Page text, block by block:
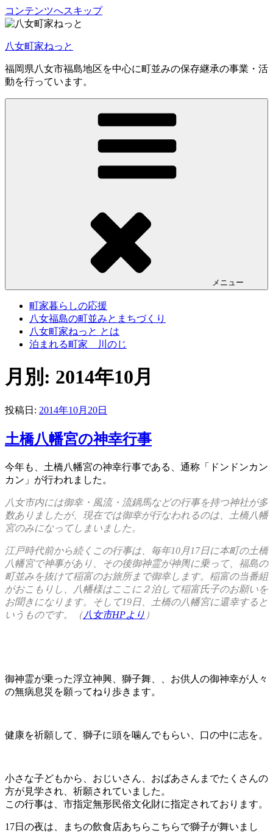
コンテンツへスキップ
八女町家ねっと
福岡県八女市福島地区を中心に町並みの保存継承の事業・活
動を行っています。
メニュー
町家暮らしの応援
八女福島の町並みとまちづくり
八女町家ねっと とは
泊まれる町家 川のじ
月別: 2014年10月
投稿日: 2014年10月20日
土橋八幡宮の神幸行事
今年も、土橋八幡宮の神幸行事である、通称「ドンドンカン
カン」が行われました。
八女市内には御幸・風流・流鏑馬などの行事を持つ神社が多
数ありましたが、現在では御幸が行なわれるのは、土橋八幡
宮のみになってしまいました。
江戸時代前から続くこの行事は、毎年10月17日に本町の土橋
八幡宮で神事があり、その後御神霊が神輿に乗って、福島の
町並みを抜けて稲富のお旅所まで御幸します。稲富の当番組
がおこもりし、八幡様はここに２泊して稲富氏子のお願いを
お聞きになります。そして19日、土橋の八幡宮に還幸すると
いうものです。（八女市HPより ）
御神霊が乗った浮立神興、獅子舞、、お供人の御神幸が人々
の無病息災を願ってねり歩きます。
健康を祈願して、獅子に頭を噛んでもらい、口の中に志を。
小さな子どもから、おじいさん、おばあさんまでたくさんの
方が見学され、祈願されていました。
この行事は、市指定無形民俗文化財に指定されております。
17日の夜は、まちの飲食店あちらこちらで獅子が舞いまし